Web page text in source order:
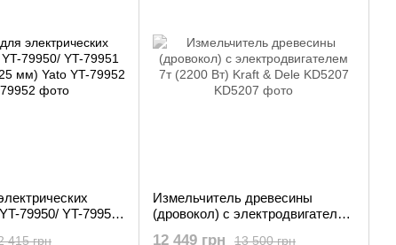
79950/ YT-79951
415 грн
Измельчитель древесины
(дровокол) с электродвигателем
13 500 грн
12 449 грн